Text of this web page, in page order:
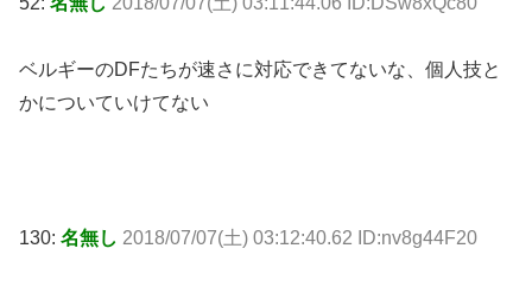
ベルギーのDFたちが速さに対応できてないな、個人技と
かについていけてない
130: 名無し 2018/07/07(土) 03:12:40.62 ID:nv8g44F20